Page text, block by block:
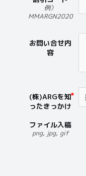
例）
MMARGN2020
お問い合せ内
容
(株)ARGを知
ったきっかけ
ファイル入稿
png, jpg, gif